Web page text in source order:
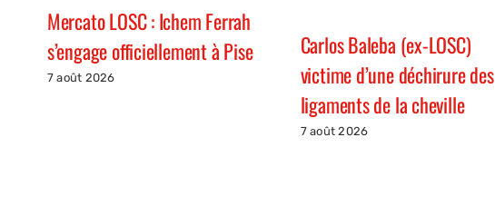
Mercato LOSC : Ichem Ferrah
s’engage officiellement à Pise
7 août 2026
Carlos Baleba (ex-LOSC)
victime d’une déchirure des
ligaments de la cheville
7 août 2026